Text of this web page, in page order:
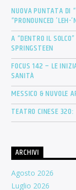
NUOVA PUNTATA DI
“PRONOUNCED
A “DENTRO IL
SPRINGSTEEN
FOCUS 142 – LE
SANITÀ
MESSICO & NUVOLE
TEATRO CINESE 320:
ARCHIVI
Agosto 2026
Luglio 2026